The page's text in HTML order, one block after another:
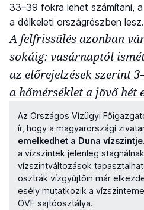
33–39 fokra lehet számítani,
a délkeleti országrészben lesz.
A felfrissülés azonban
sokáig: vasárnaptól
az előrejelzések szerint
a hőmérséklet a jövő hét
Az Országos Vízügyi
ír, hogy a magyarországi
emelkedhet a Duna vízszintje
a vízszintek jelenleg
vízszintváltozások
osztrák vízgyűjtőin már
esély mutatkozik a
OVF sajtóosztálya.